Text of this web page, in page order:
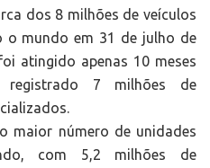
dos 8 milhões de veículos
o mundo em 31 de julho de
atingido apenas 10 meses
7 milhões de
maior número de unidades
com 5,2 milhões de